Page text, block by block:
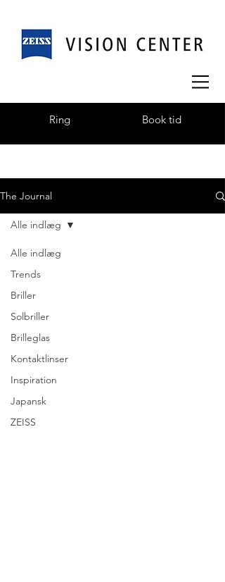
Ring Book tid
The Journal
Alle indlæg
Trends
Briller
Solbriller
Brilleglas
Kontaktlinser
Inspiration
Japansk
ZEISS
Alle indlæg